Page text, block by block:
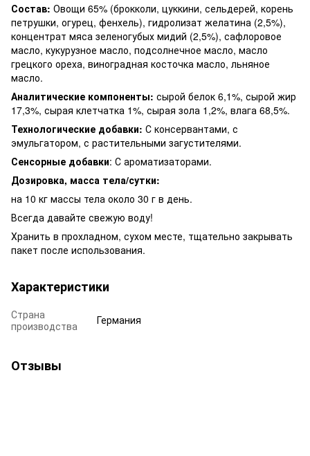
Состав: Овощи 65% (брокколи, цуккини, сельдерей, корень
петрушки, огурец, фенхель), гидролизат желатина (2,5%),
концентрат мяса зеленогубых мидий (2,5%), сафлоровое
масло, кукурузное масло, подсолнечное масло, масло
грецкого ореха, виноградная косточка масло, льняное
масло.
Аналитические компоненты: сырой белок 6,1%, сырой жир
17,3%, сырая клетчатка 1%, сырая зола 1,2%, влага 68,5%.
Технологические добавки: С консервантами, с
эмульгатором, с растительными загустителями.
Сенсорные добавки: С ароматизаторами.
Дозировка, масса тела/сутки:
на 10 кг массы тела около 30 г в день.
Всегда давайте свежую воду!
Хранить в прохладном, сухом месте, тщательно закрывать
пакет после использования.
Характеристики
Страна
производства
Германия
Отзывы